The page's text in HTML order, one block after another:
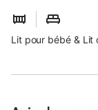
avec lave-linge,
Extérieur :
profiter des beaux
Lit pour bébé & Lit